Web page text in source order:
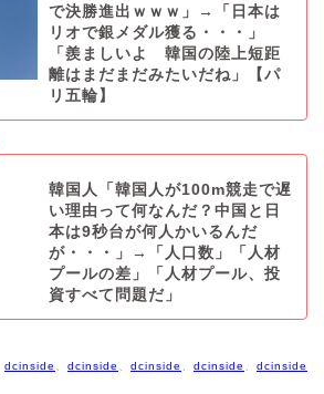
で決勝進出ｗｗｗ」→「日本は
リオで銀メダル獲る・・・」
「羨ましいよ 韓国の陸上短距
離はまだまだみたいだね」【パ
リ五輪】
韓国人「韓国人が100m競走で遅
い理由って何なんだ？中国と日
本は9秒台が何人かいるんだ
が・・・」→「人口数」「人材
プールの差」「人材プール、投
資すべて問題だ」
dcinside dcinside dcinside dcinside dcinside